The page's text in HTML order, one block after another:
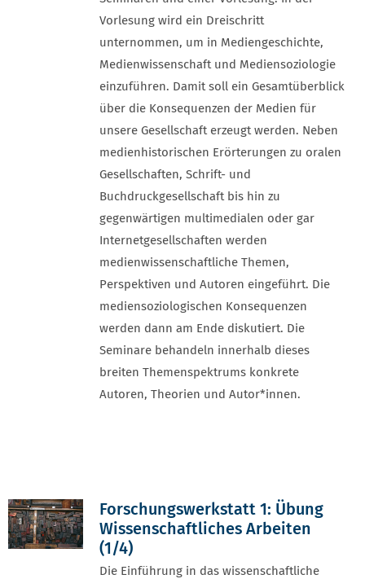
Vorlesung wird ein Dreischritt
unternommen, um in Mediengeschichte,
Medienwissenschaft und Mediensoziologie
einzuführen. Damit soll ein Gesamtüberblick
über die Konsequenzen der Medien für
unsere Gesellschaft erzeugt werden. Neben
medienhistorischen Erörterungen zu oralen
Gesellschaften, Schrift- und
Buchdruckgesellschaft bis hin zu
gegenwärtigen multimedialen oder gar
Internetgesellschaften werden
medienwissenschaftliche Themen,
Perspektiven und Autoren eingeführt. Die
mediensoziologischen Konsequenzen
werden dann am Ende diskutiert. Die
Seminare behandeln innerhalb dieses
breiten Themenspektrums konkrete
Autoren, Theorien und Autor*innen.
Forschungswerkstatt 1: Übung
Wissenschaftliches Arbeiten
(1/4)
Die Einführung in das wissenschaftliche